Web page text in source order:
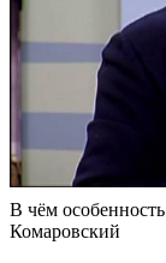
В чём
Комаровский